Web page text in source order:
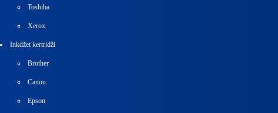
Toshiba
Xerox
Inkdžet kertridži
Brother
Canon
Epson